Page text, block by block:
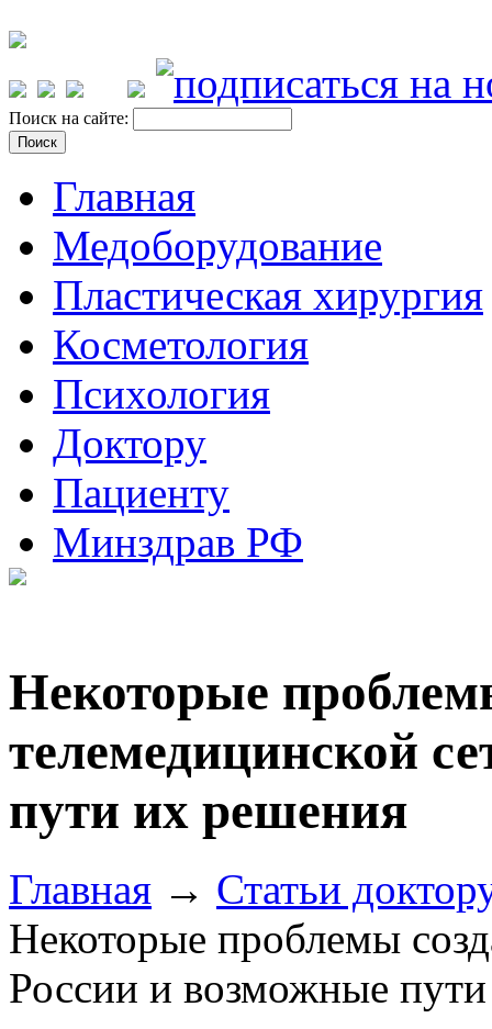
Поиск на сайте:
Главная
Медоборудование
Пластическая хирургия
Косметология
Психология
Доктору
Пациенту
Минздрав РФ
Некоторые
телемедицинской
пути их решения
Главная → Статьи
Некоторые проблемы
России и возможные